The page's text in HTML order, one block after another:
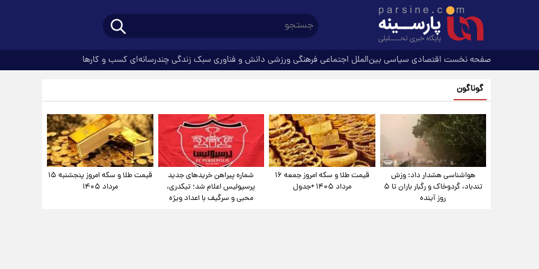
صفحه نخست اقتصادی سیاسی بین‌الملل اجتماعی فرهنگیورزشی دانش و فناوری سبک زندگیچندرسانه‌ای کسب و کارها
گوناگون
هواشناسی هشدار داد: وزش
تندباد، گردوخاک و رگبار باران تا ۵
روز آینده
قیمت طلا و سکه امروز جمعه ۱۶
مرداد ۱۴۰۵ +جدول
شماره پیراهن خریدهای جدید
پرسپولیس اعلام شد؛ تیکدری،
محبی و سرگیف با اعداد ویژه
قیمت طلا و سکه امروز پنجشنبه ۱۵
مرداد ۱۴۰۵